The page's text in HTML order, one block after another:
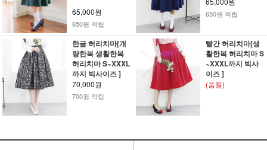
65,000원
650원 적립
650원 적립
한글 허리치마[개
량한복 생활한복
허리치마 S~XXXL
까지 빅사이즈 ]
70,000원
700원 적립
빨간 허리치마[생
활한복 허리치마 S
~XXXL까지 빅사
이즈 ]
(품절)